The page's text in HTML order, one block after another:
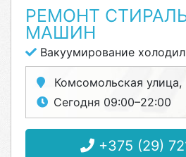
РЕМОНТ
МАШИН
Вакуумирование
Комсомольская улица,
Сегодня 09:00–22:00
+375 (29)